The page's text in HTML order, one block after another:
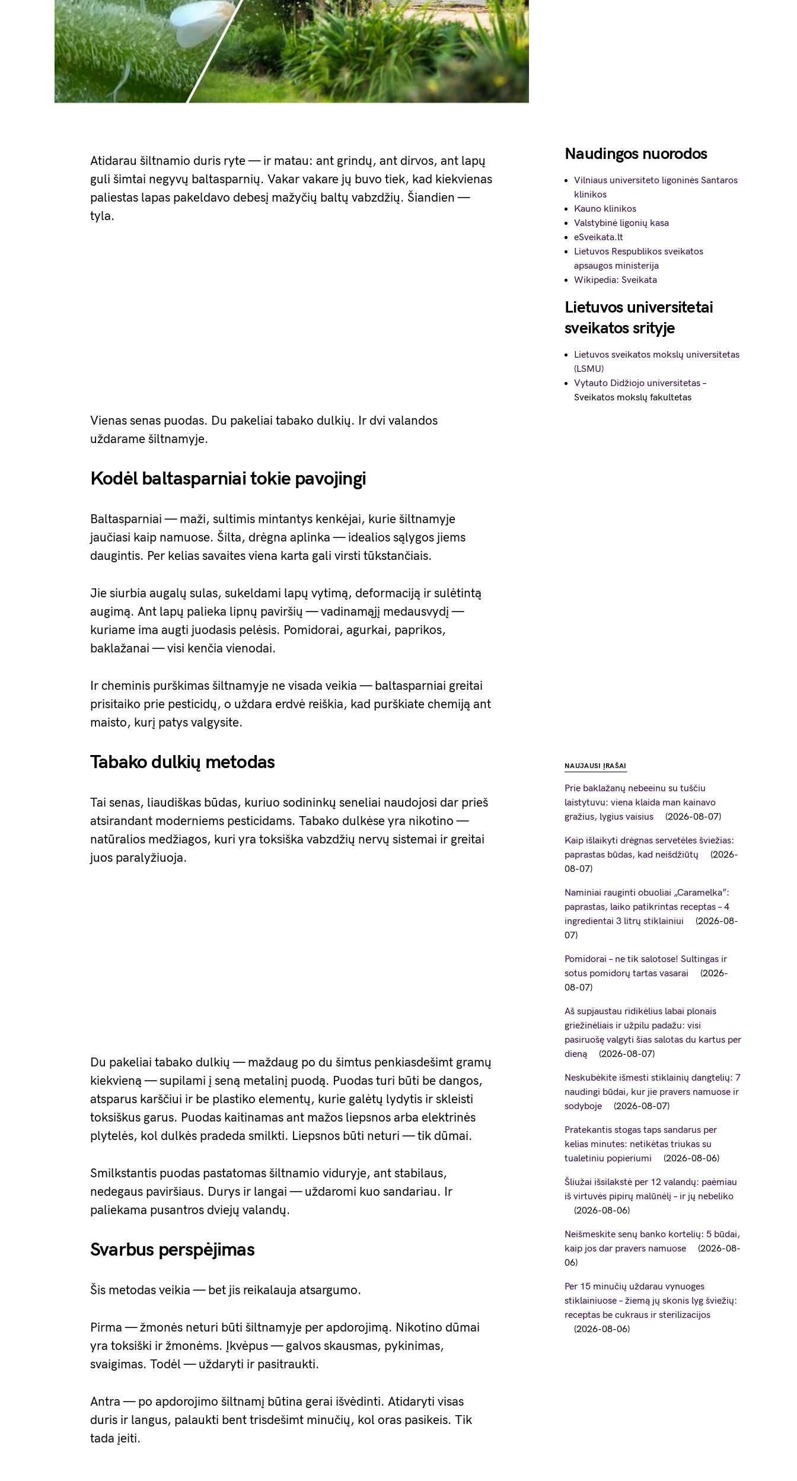
Atidarau šiltnamio duris ryte — ir matau: ant grindų, ant dirvos, ant lapų
guli šimtai negyvų baltasparnių. Vakar vakare jų buvo tiek, kad kiekvienas
paliestas lapas pakeldavo debesį mažyčių baltų vabzdžių. Šiandien —
tyla.
Vienas senas puodas. Du pakeliai tabako dulkių. Ir dvi valandos
uždarame šiltnamyje.
Kodėl baltasparniai tokie pavojingi
Baltasparniai — maži, sultimis mintantys kenkėjai, kurie šiltnamyje
jaučiasi kaip namuose. Šilta, drėgna aplinka — idealios sąlygos jiems
daugintis. Per kelias savaites viena karta gali virsti tūkstančiais.
Jie siurbia augalų sulas, sukeldami lapų vytimą, deformaciją ir sulėtintą
augimą. Ant lapų palieka lipnų paviršių — vadinamąjį medausvydį —
kuriame ima augti juodasis pelėsis. Pomidorai, agurkai, paprikos,
baklažanai — visi kenčia vienodai.
Ir cheminis purškimas šiltnamyje ne visada veikia — baltasparniai greitai
prisitaiko prie pesticidų, o uždara erdvė reiškia, kad purškiate chemiją ant
maisto, kurį patys valgysite.
Tabako dulkių metodas
Tai senas, liaudiškas būdas, kuriuo sodininkų seneliai naudojosi dar prieš
atsirandant moderniems pesticidams. Tabako dulkėse yra nikotino —
natūralios medžiagos, kuri yra toksiška vabzdžių nervų sistemai ir greitai
juos paralyžiuoja.
Du pakeliai tabako dulkių — maždaug po du šimtus penkiasdešimt gramų
kiekvieną — supilami į seną metalinį puodą. Puodas turi būti be dangos,
atsparus karščiui ir be plastiko elementų, kurie galėtų lydytis ir skleisti
toksiškus garus. Puodas kaitinamas ant mažos liepsnos arba elektrinės
plytelės, kol dulkės pradeda smilkti. Liepsnos būti neturi — tik dūmai.
Smilkstantis puodas pastatomas šiltnamio viduryje, ant stabilaus,
nedegaus paviršiaus. Durys ir langai — uždaromi kuo sandariau. Ir
paliekama pusantros dviejų valandų.
Svarbus perspėjimas
Šis metodas veikia — bet jis reikalauja atsargumo.
Pirma — žmonės neturi būti šiltnamyje per apdorojimą. Nikotino dūmai
yra toksiški ir žmonėms. Įkvėpus — galvos skausmas, pykinimas,
svaigimas. Todėl — uždaryti ir pasitraukti.
Antra — po apdorojimo šiltnamį būtina gerai išvėdinti. Atidaryti visas
duris ir langus, palaukti bent trisdešimt minučių, kol oras pasikeis. Tik
tada įeiti.
Naudingos nuorodos
Vilniaus universiteto ligoninės Santaros
klinikos
Kauno klinikos
Valstybinė ligonių kasa
eSveikata.lt
Lietuvos Respublikos sveikatos
apsaugos ministerija
Wikipedia: Sveikata
Lietuvos universitetai
sveikatos srityje
Lietuvos sveikatos mokslų universitetas
(LSMU)
Vytauto Didžiojo universitetas –
Sveikatos mokslų fakultetas
NAUJAUSI ĮRAŠAI
Prie baklažanų nebeeinu su tuščiu
laistytuvu: viena klaida man kainavo
gražius, lygius vaisius
2026-08-07
Kaip išlaikyti drėgnas servetėles šviežias:
paprastas būdas, kad neišdžiūtų
2026-
08-07
Naminiai rauginti obuoliai „Caramelka”:
paprastas, laiko patikrintas receptas – 4
ingredientai 3 litrų stiklainiui
2026-08-
07
Pomidorai – ne tik salotose! Sultingas ir
sotus pomidorų tartas vasarai
2026-
08-07
Aš supjaustau ridikėlius labai plonais
griežinėliais ir užpilu padažu: visi
pasiruošę valgyti šias salotas du kartus per
dieną
2026-08-07
Neskubėkite išmesti stiklainių dangtelių: 7
naudingi būdai, kur jie pravers namuose ir
sodyboje
2026-08-07
Pratekantis stogas taps sandarus per
kelias minutes: netikėtas triukas su
tualetiniu popieriumi
2026-08-06
Šliužai išsilakstė per 12 valandų: paėmiau
iš virtuvės pipirų malūnėlį – ir jų nebeliko
2026-08-06
Neišmeskite senų banko kortelių: 5 būdai,
kaip jos dar pravers namuose
2026-08-
06
Per 15 minučių uždarau vynuoges
stiklainiuose – žiemą jų skonis lyg šviežių:
receptas be cukraus ir sterilizacijos
2026-08-06